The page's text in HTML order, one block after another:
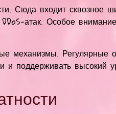
Сюда входит сквозное
атак. Особое
механизмы. Регулярные
и поддерживать высокий